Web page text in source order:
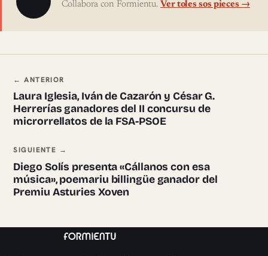
Collabora con Formientu.Ver toles sos pieces →
Navegación ente pieces
← ANTERIOR
Laura Iglesia, Iván de Cazarón y César G.
Herrerías ganadores del II concursu de
microrrellatos de la FSA-PSOE
SIGUIENTE →
Diego Solís presenta «Cállanos con esa
música», poemariu billingüe ganador del
Premiu Asturies Xoven